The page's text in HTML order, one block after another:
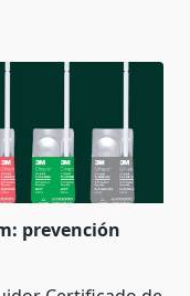
prevención